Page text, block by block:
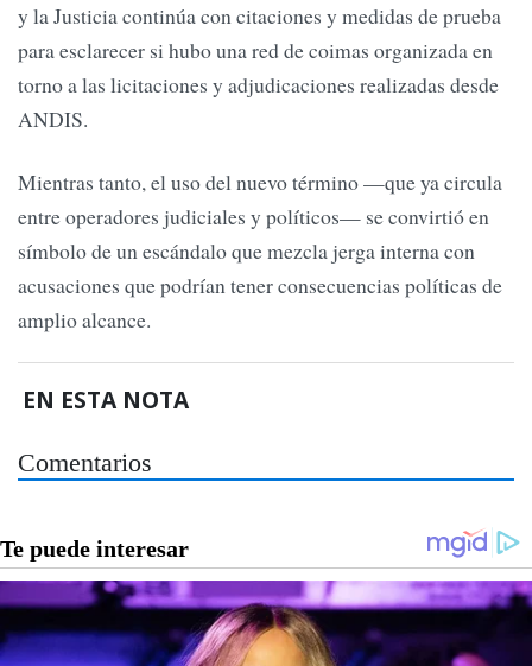
y la Justicia continúa con citaciones y medidas de prueba
para esclarecer si hubo una red de coimas organizada en
torno a las licitaciones y adjudicaciones realizadas desde
ANDIS.
Mientras tanto, el uso del nuevo término —que ya circula
entre operadores judiciales y políticos— se convirtió en
símbolo de un escándalo que mezcla jerga interna con
acusaciones que podrían tener consecuencias políticas de
amplio alcance.
EN ESTA NOTA
Comentarios